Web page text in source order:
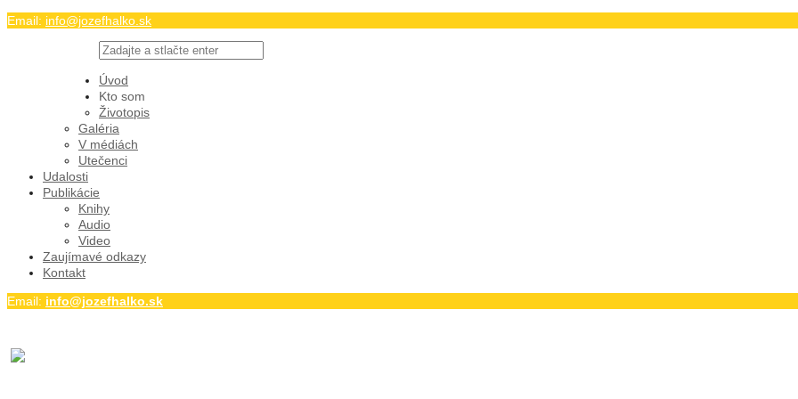
Email: info@jozefhalko.sk
Facebook
Youtube
Úvod
Kto som
Životopis
Galéria
V médiách
Utečenci
Udalosti
Publikácie
Knihy
Audio
Video
Zaujímavé odkazy
Kontakt
Email: info@jozefhalko.sk